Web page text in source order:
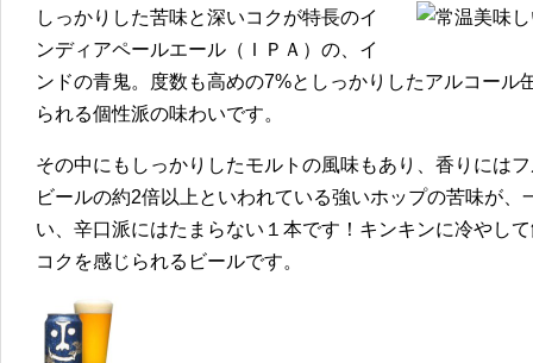
しっかりした苦味と深いコクが特長のイ
ンディアペールエール（ＩＰＡ）の、イ
ンドの青鬼。度数も高めの7%としっかりしたアルコール
られる個性派の味わいです。
その中にもしっかりしたモルトの風味もあり、香りには
ビールの約2倍以上といわれている強いホップの苦味が
い、辛口派にはたまらない１本です！キンキンに冷やし
コクを感じられるビールです。